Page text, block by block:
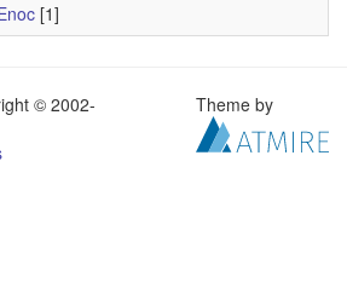
[1]
© 2002-
Theme by